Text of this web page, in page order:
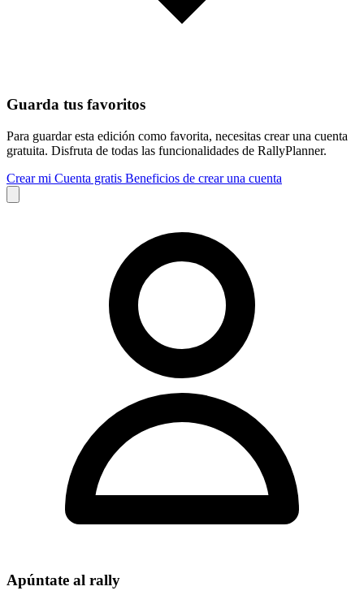
Guarda tus favoritos
Para guardar esta edición como favorita, necesitas crear una cuenta
gratuita. Disfruta de todas las funcionalidades de RallyPlanner.
Crear mi Cuenta gratis Beneficios de crear una cuenta
Apúntate al rally